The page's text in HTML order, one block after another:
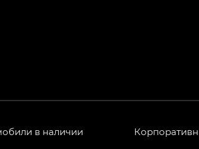
в наличии